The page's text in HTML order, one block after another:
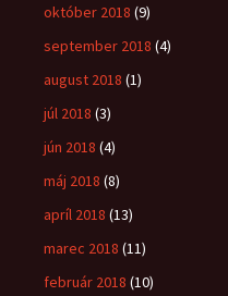
október 2018 (9)
september 2018 (4)
august 2018 (1)
júl 2018 (3)
jún 2018 (4)
máj 2018 (8)
apríl 2018 (13)
marec 2018 (11)
február 2018 (10)